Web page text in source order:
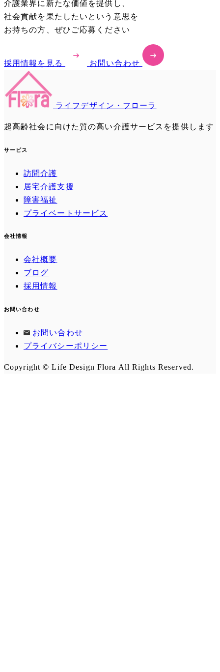
介護業界に新たな価値を提供し、
社会貢献を果たしたいという意思を
お持ちの方、ぜひご応募ください
採用情報を見る お問い合わせ
ライフデザイン・フローラ
超高齢社会に向けた質の高い介護サービスを提供します
サービス
訪問介護
居宅介護支援
障害福祉
プライベートサービス
会社情報
会社概要
ブログ
採用情報
お問い合わせ
お問い合わせ
プライバシーポリシー
Copyright © Life Design Flora All Rights Reserved.